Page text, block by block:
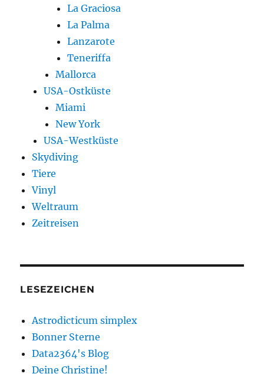
La Graciosa
La Palma
Lanzarote
Teneriffa
Mallorca
USA-Ostküste
Miami
New York
USA-Westküste
Skydiving
Tiere
Vinyl
Weltraum
Zeitreisen
LESEZEICHEN
Astrodicticum simplex
Bonner Sterne
Data2364's Blog
Deine Christine!